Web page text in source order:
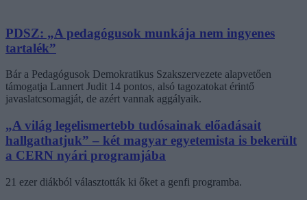
PDSZ: „A pedagógusok munkája nem ingyenes
tartalék”
Bár a Pedagógusok Demokratikus Szakszervezete alapvetően
támogatja Lannert Judit 14 pontos, alsó tagozatokat érintő
javaslatcsomagját, de azért vannak aggályaik.
„A világ legelismertebb tudósainak előadásait
hallgathatjuk” – két magyar egyetemista is bekerült
a CERN nyári programjába
21 ezer diákból választották ki őket a genfi programba.